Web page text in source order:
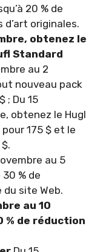
20 % de
originales.
obtenez le
Standard
au 2
nouveau pack
; Du 15
obtenez le Hugl
175 $ et le
au 5
% de
du site Web.
au 10
% de réduction